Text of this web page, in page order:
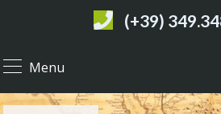
(+39)
Menu